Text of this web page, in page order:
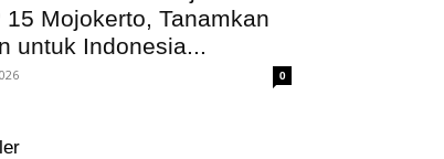
15 Mojokerto, Tanamkan
untuk Indonesia...
0